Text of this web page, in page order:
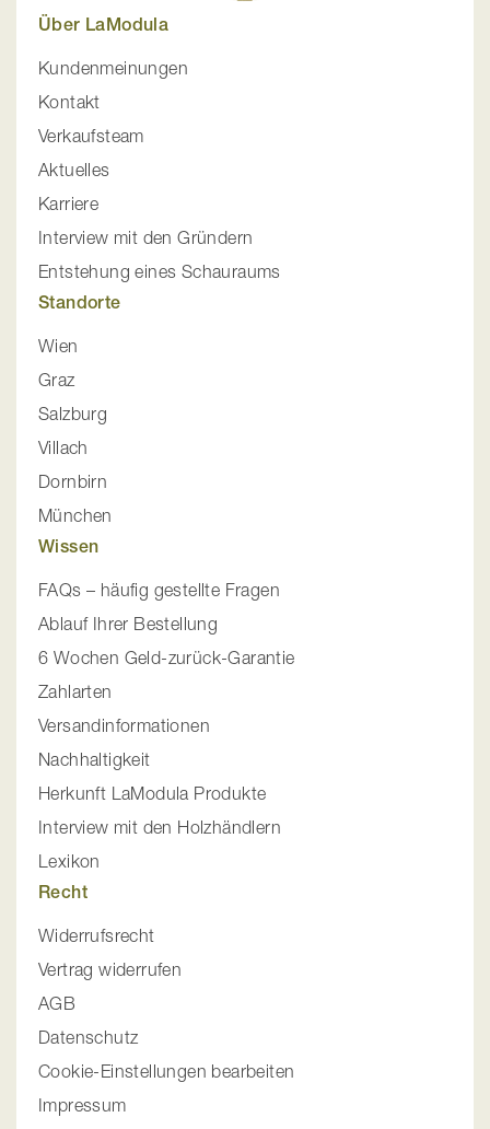
Über LaModula
Kundenmeinungen
Kontakt
Verkaufsteam
Aktuelles
Karriere
Interview mit den Gründern
Entstehung eines Schauraums
Standorte
Wien
Graz
Salzburg
Villach
Dornbirn
München
Wissen
FAQs – häufig gestellte Fragen
Ablauf Ihrer Bestellung
6 Wochen Geld-zurück-Garantie
Zahlarten
Versandinformationen
Nachhaltigkeit
Herkunft LaModula Produkte
Interview mit den Holzhändlern
Lexikon
Recht
Widerrufsrecht
Vertrag widerrufen
AGB
Datenschutz
Cookie-Einstellungen bearbeiten
Impressum